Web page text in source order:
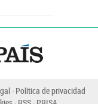
Política de privacidad